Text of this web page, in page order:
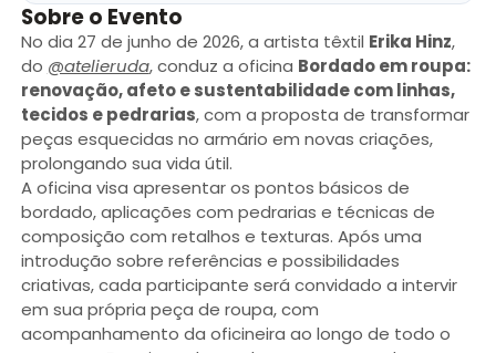
Sobre o Evento
No dia 27 de junho de 2026, a artista têxtil Erika Hinz,
do @atelieruda, conduz a oficina Bordado em roupa:
renovação, afeto e sustentabilidade com linhas,
tecidos e pedrarias, com a proposta de transformar
peças esquecidas no armário em novas criações,
prolongando sua vida útil.
A oficina visa apresentar os pontos básicos de
bordado, aplicações com pedrarias e técnicas de
composição com retalhos e texturas. Após uma
introdução sobre referências e possibilidades
criativas, cada participante será convidado a intervir
em sua própria peça de roupa, com
acompanhamento da oficineira ao longo de todo o